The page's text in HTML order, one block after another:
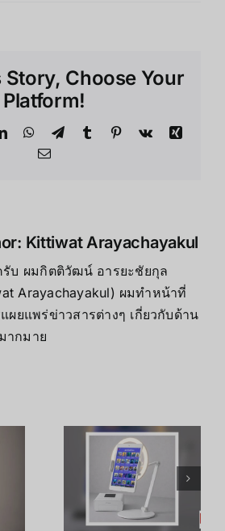
Story, Choose Your
Platform!
LinkedInWhatsApp
TelegramTumblr Pinterest
Vk
Xing
Email
Kittiwat Arayachayakul
รับ ผมกิตติวัฒน์ อารยะชัยกุล
Arayachayakul) ผมทำหน้าที่
ผยแพร่ข่าวสารต่างๆ เกี่ยวกับด้าน
ากมาย
หม่
คต
รรม
Intel
RealSense
D435i +
Python
สร้างระบบ